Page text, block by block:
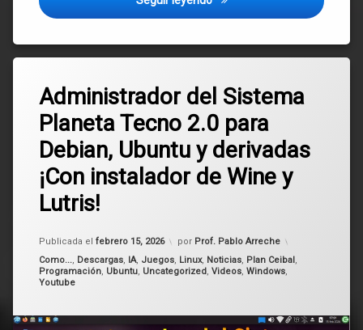
Administrador del Sistema
Planeta Tecno 2.0 para
Debian, Ubuntu y derivadas
¡Con instalador de Wine y
Lutris!
Publicada el febrero 15, 2026
Actualizado el febrero 15, 2026
por Prof. Pablo Arreche
Categorías:
Como..., Descargas, IA, Juegos, Linux, Noticias, Plan Ceibal,
Programación, Ubuntu, Uncategorized, Videos, Windows,
Youtube
Administrador
del sistema
Debian
Linux
lutris
Planeta
Tecno
Ubuntu
wine
un
comentario
en
Administrador
del
Sistema
Planeta
Tecno
Ubuntu
y
derivadas
de